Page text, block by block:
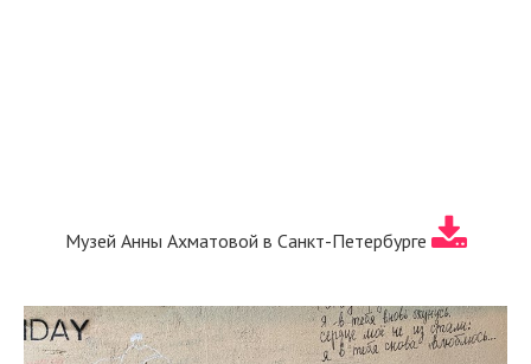
Музей Анны Ахматовой в Санкт-Петербурге